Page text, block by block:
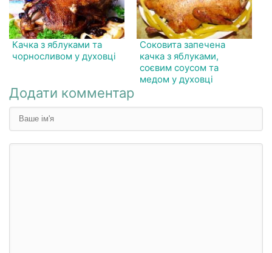
Качка з яблуками та
чорносливом у духовці
Соковита запечена
качка з яблуками,
соєвим соусом та
медом у духовці
Додати комментар